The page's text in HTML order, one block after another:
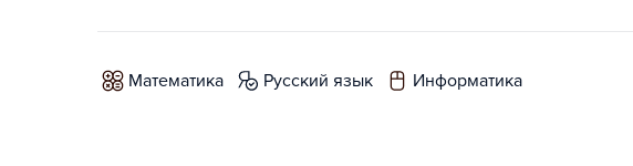
математика русский язык информатика